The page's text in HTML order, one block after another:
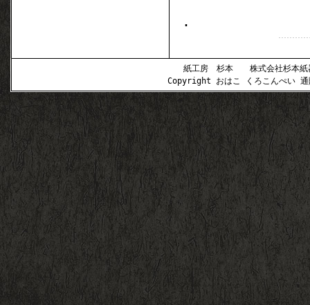
.
紙工房 杉本 株式会社杉本紙
Copyright おはこ くろこんぺい